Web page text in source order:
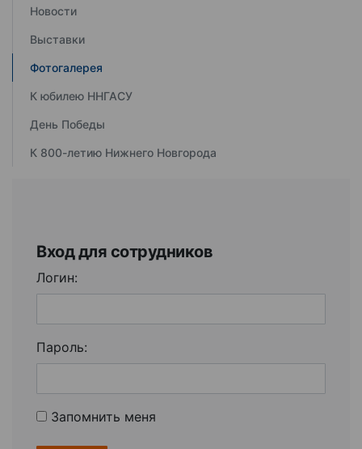
Новости
Выставки
Фотогалерея
К юбилею ННГАСУ
День Победы
К 800-летию Нижнего Новгорода
Вход для сотрудников
Логин:
Пароль:
Запомнить меня